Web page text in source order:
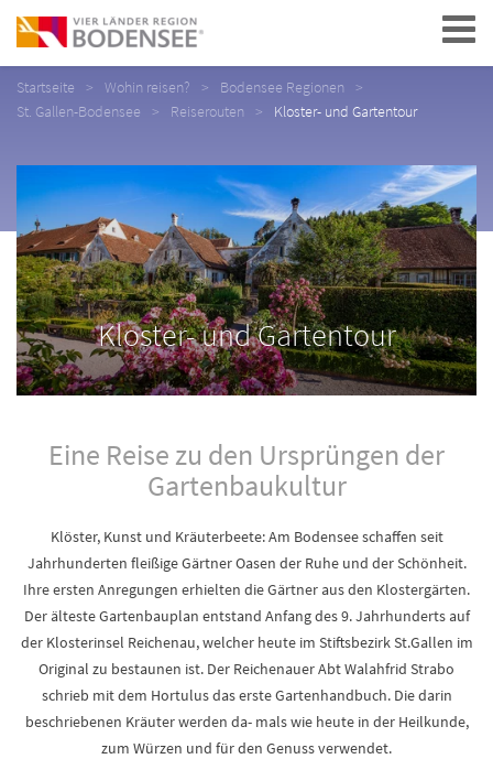
Navigation
Startseite Wohin reisen?
Bodensee Regionen
St. Gallen-Bodensee
Reiserouten Kloster- und Gartentour
Kloster- und Gartentour
Eine Reise zu den Ursprüngen der
Gartenbaukultur
Klöster, Kunst und Kräuterbeete: Am Bodensee schaffen seit
Jahrhunderten fleißige Gärtner Oasen der Ruhe und der Schönheit.
Ihre ersten Anregungen erhielten die Gärtner aus den Klostergärten.
Der älteste Gartenbauplan entstand Anfang des 9. Jahrhunderts auf
der Klosterinsel Reichenau, welcher heute im Stiftsbezirk St.Gallen im
Original zu bestaunen ist. Der Reichenauer Abt Walahfrid Strabo
schrieb mit dem Hortulus das erste Gartenhandbuch. Die darin
beschriebenen Kräuter werden da- mals wie heute in der Heilkunde,
zum Würzen und für den Genuss verwendet.